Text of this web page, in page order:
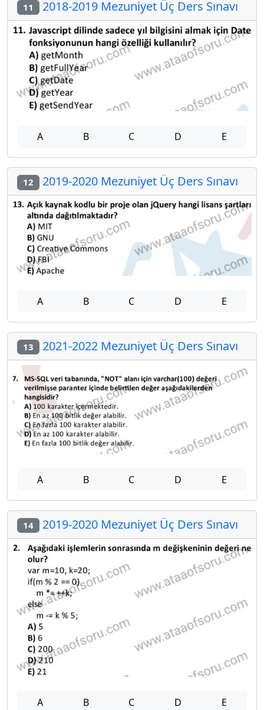
11 2018-2019 Mezuniyet Üç Ders Sınavı
A B C D E
12 2019-2020 Mezuniyet Üç Ders Sınavı
A B C D E
13 2021-2022 Mezuniyet Üç Ders Sınavı
A B C D E
14 2019-2020 Mezuniyet Üç Ders Sınavı
A B C D E